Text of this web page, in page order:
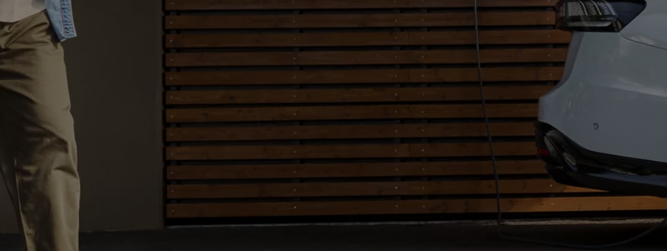
ID.7
ID.7 Tourer
ID. Cross
ID. Buzz
Konceptbilar
Höjd släpvagnsvikt
Våra laddhybrider
Golf GTE
Passat eHybrid
Tiguan eHybrid
Tayron eHybrid
Laddning och räckvidd
FAQ: Laddning och räckvidd
Hur betalar jag för laddning?
Vad kostar det att äga elbil?
Laddning för din elbil
Karta över laddstationer
We Charge
Laddboxen ID. Charger
Vad innebär "räckvidd enligt WLTP?"
Värmepump
Batterigaranti och underhåll